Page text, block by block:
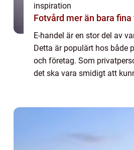
inspiration
Fotvård mer än bara
E-handel är en stor del av
Detta är populärt hos både
och företag. Som
det ska vara smidigt att